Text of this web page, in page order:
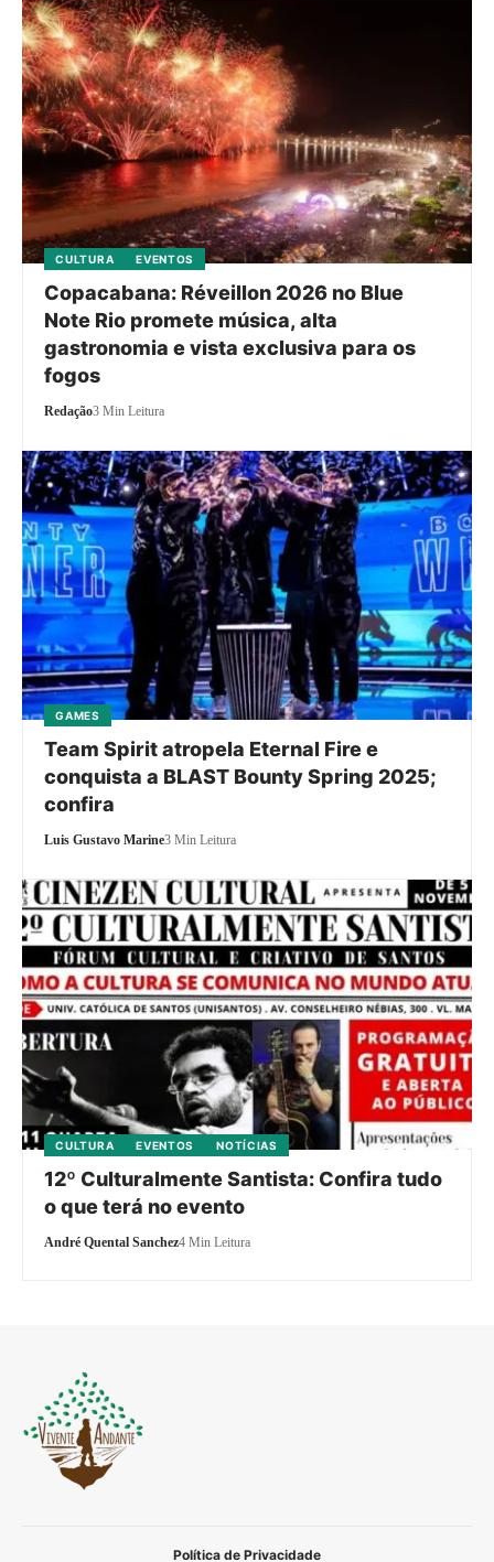
CULTURA EVENTOS
Copacabana: Réveillon 2026 no Blue
Note Rio promete música, alta
gastronomia e vista exclusiva para os
fogos
Redação3 Min Leitura
GAMES
Team Spirit atropela Eternal Fire e
conquista a BLAST Bounty Spring 2025;
confira
Luis Gustavo Marine3 Min Leitura
CULTURA EVENTOS NOTÍCIAS
12º Culturalmente Santista: Confira tudo
o que terá no evento
André Quental Sanchez4 Min Leitura
Política de Privacidade